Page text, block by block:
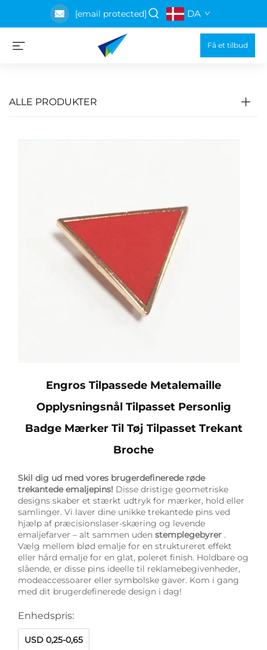
[email protected] DA
Få et tilbud
ALLE PRODUKTER
Engros Tilpassede Metalemaille
Opplysningsnål Tilpasset Personlig
Badge Mærker Til Tøj Tilpasset Trekant
Broche
Skil dig ud med vores brugerdefinerede røde
trekantede emaljepins! Disse dristige geometriske
designs skaber et stærkt udtryk for mærker, hold eller
samlinger. Vi laver dine unikke trekantede pins ved
hjælp af præcisionslaser-skæring og levende
emaljefarver – alt sammen uden stemplegebyrer .
Vælg mellem blød emalje for en struktureret effekt
eller hård emalje for en glat, poleret finish. Holdbare og
slående, er disse pins ideelle til reklamebegivenheder,
modeaccessoarer eller symbolske gaver. Kom i gang
med dit brugerdefinerede design i dag!
Enhedspris:
USD 0,25-0,65